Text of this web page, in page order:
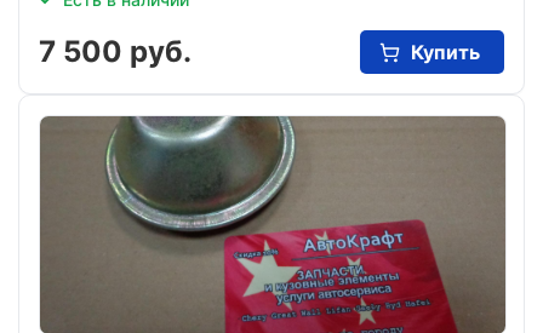
7 500 руб. Купить